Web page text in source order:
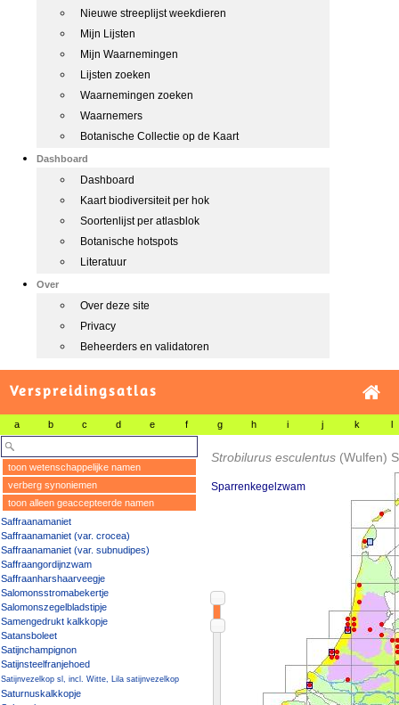
Nieuwe streeplijst weekdieren
Mijn Lijsten
Mijn Waarnemingen
Lijsten zoeken
Waarnemingen zoeken
Waarnemers
Botanische Collectie op de Kaart
Dashboard
Dashboard
Kaart biodiversiteit per hok
Soortenlijst per atlasblok
Botanische hotspots
Literatuur
Over
Over deze site
Privacy
Beheerders en validatoren
Verspreidingsatlas
a b c d e f g h i j k l
toon wetenschappelijke namen
verberg synoniemen
toon alleen geaccepteerde namen
Saffraanamaniet
Saffraanamaniet (var. crocea)
Saffraanamaniet (var. subnudipes)
Saffraangordijnzwam
Saffraanharshaarveegje
Salomonsstromabekertje
Salomonszegelbladstipje
Samengedrukt kalkkopje
Satansboleet
Satijnchampignon
Satijnsteelfranjehoed
Satijnvezelkop sl, incl. Witte, Lila satijnvezelkop
Saturnuskalkkopje
Strobilurus esculentus (Wulfen)
Sparrenkegelzwam